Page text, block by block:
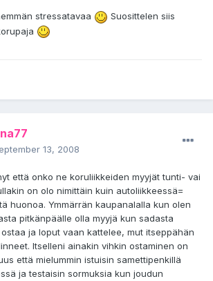
stressatavaa
Suosittelen siis
13, 2008
että onko ne koruliikkeiden myyjät tunti- vai
on olo nimittäin kuin autoliikkeessä=
huonoa. Ymmärrän kaupanalalla kun olen
pitkänpäälle olla myyjä kun sadasta
ja loput vaan kattelee, mut itseppähän
Itselleni ainakin vihkin ostaminen on
että mielummin istuisin samettipenkillä
ja testaisin sormuksia kun joudun